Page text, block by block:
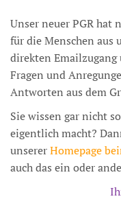
Unser neuer PGR hat
für die Menschen aus
direkten
Fragen und
Antworten aus dem
Sie wissen gar nicht
eigentlich macht?
unsererHomepage
auch das ein oder